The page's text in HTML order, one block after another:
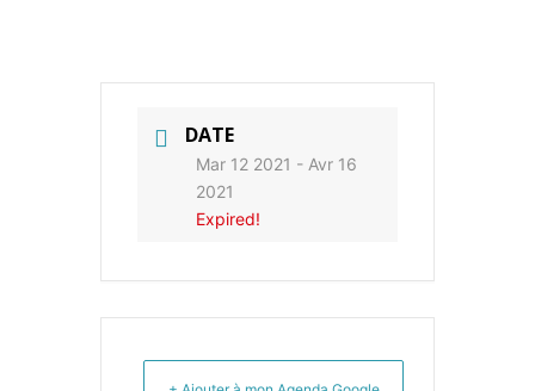
DATE
Mar 12 2021 - Avr 16
2021
Expired!